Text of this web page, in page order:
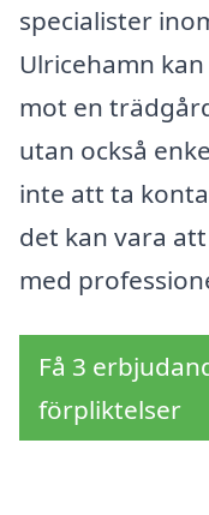
specialister
Ulricehamn
mot en
utan också
inte att ta
det kan vara
med
Få 3
förpliktelser